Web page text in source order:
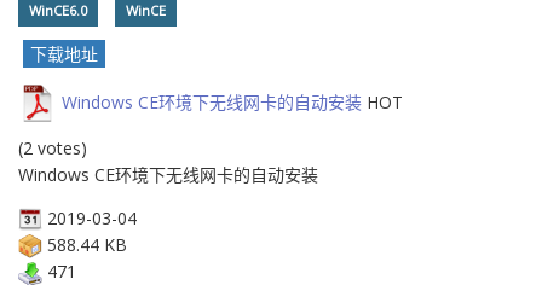
WinCE6.0 WinCE
下载地址
Windows CE环境下无线网卡的自动安装 HOT
(2 votes)
Windows CE环境下无线网卡的自动安装
2019-03-04
588.44 KB
471